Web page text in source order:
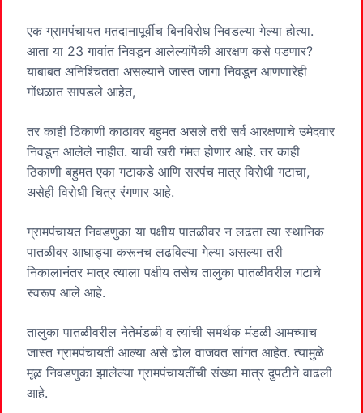
एक ग्रामपंचायत मतदानापूर्वीच बिनविरोध निवडल्या गेल्या होत्या.
आता या 23 गावांत निवडून आलेल्यांपैकी आरक्षण कसे पडणार?
याबाबत अनिश्‍चितता असल्याने जास्त जागा निवडून आणणारेही
गोंधळात सापडले आहेत,
तर काही ठिकाणी काठावर बहुमत असले तरी सर्व आरक्षणाचे उमेदवार
निवडून आलेले नाहीत. याची खरी गंमत होणार आहे. तर काही
ठिकाणी बहुमत एका गटाकडे आणि सरपंच मात्र विरोधी गटाचा,
असेही विरोधी चित्र रंगणार आहे.
ग्रामपंचायत निवडणुका या पक्षीय पातळीवर न लढता त्या स्थानिक
पातळीवर आघाड्या करूनच लढविल्या गेल्या असल्या तरी
निकालानंतर मात्र त्याला पक्षीय तसेच तालुका पातळीवरील गटाचे
स्वरूप आले आहे.
तालुका पातळीवरील नेतेमंडळी व त्यांची समर्थक मंडळी आमच्याच
जास्त ग्रामपंचायती आल्या असे ढोल वाजवत सांगत आहेत. त्यामुळे
मूळ निवडणुका झालेल्या ग्रामपंचायतींची संख्या मात्र दुपटीने वाढली
आहे.